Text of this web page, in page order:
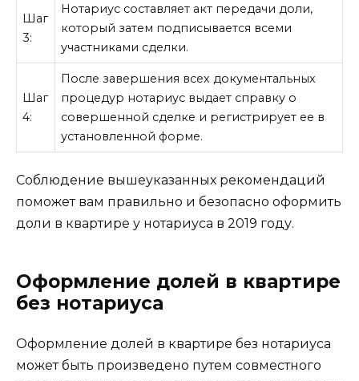
Шаг
3:
Нотариус составляет акт передачи доли,
который затем подписывается всеми
участниками сделки.
Шаг
4:
После завершения всех документальных
процедур нотариус выдает справку о
совершенной сделке и регистрирует ее в
установленной форме.
Соблюдение вышеуказанных рекомендаций
поможет вам правильно и безопасно оформить
доли в квартире у нотариуса в 2019 году.
Оформление долей в квартире
без нотариуса
Оформление долей в квартире без нотариуса
может быть произведено путем совместного